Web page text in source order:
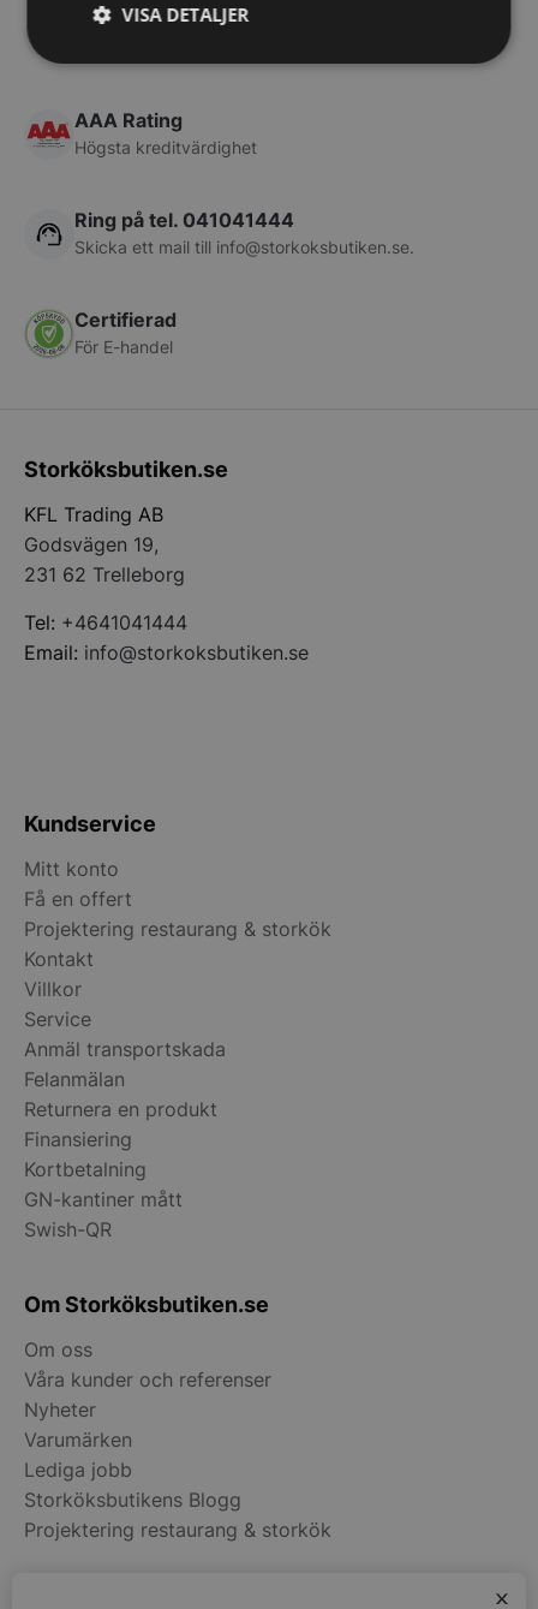
Frakt från 199 kr
AAA Rating
Högsta kreditvärdighet
Ring på tel. 041041444
Skicka ett mail till info@storkoksbutiken.se.
Certifierad
För E-handel
Storköksbutiken.se
KFL Trading AB
Godsvägen 19,
231 62 Trelleborg
Tel: +4641041444
Email: info@storkoksbutiken.se
Kundservice
Mitt konto
Få en offert
Projektering restaurang & storkök
Kontakt
Villkor
Service
Anmäl transportskada
Felanmälan
Returnera en produkt
Finansiering
Kortbetalning
GN-kantiner mått
Swish-QR
Om Storköksbutiken.se
Om oss
Våra kunder och referenser
Nyheter
Varumärken
Lediga jobb
Storköksbutikens Blogg
Projektering restaurang & storkök
x
VISA DETALJER
Strikt
Prestanda Inriktning
Strikt nödvändigt
och kontohantering. Webbplatsen kan inte
användas ordentligt utan strikt nödvändiga cookies.
Namn
VISITOR_PRIVACY_METADATA